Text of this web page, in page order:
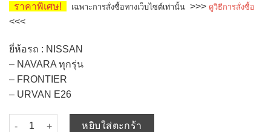
ราคาพิเศษ! เฉพาะการสั่งซื้อทางเว็บไซต์เท่านั้น >>> ดูวิธีการสั่งซื้อ
<<<
ยี่ห้อรถ : NISSAN
– NAVARA ทุกรุ่น
– FRONTIER
– URVAN E26
จำนวน กรองน้ำมันเครื่อง NISSAN NAVARA ทุกรุ่น NP300 D40 D23
หยิบใส่ตะกร้า